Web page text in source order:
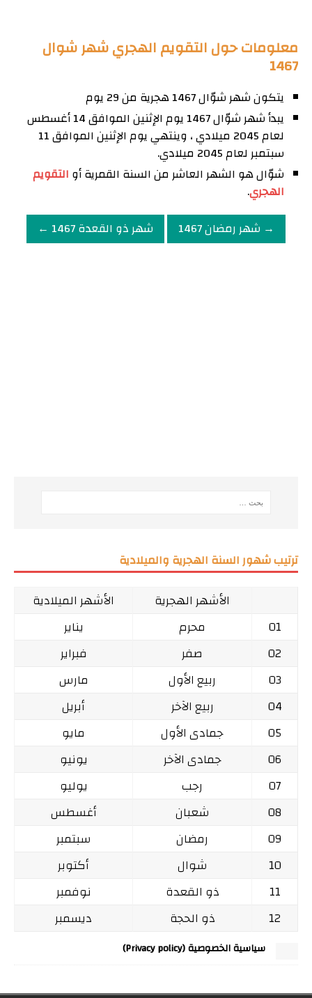
معلومات حول التقويم الهجري شهر شوال
1467
يتكون شهر شوّال 1467 هجرية من 29 يوم
يبدأ شهر شوّال 1467 يوم الإثنين الموافق 14 أغسطس
لعام 2045 ميلادي ، وينتهي يوم الإثنين الموافق 11
سبتمبر لعام 2045 ميلادي.
شوّال هو الشهر العاشر من السنة القمرية أو التقويم
الهجري.
→ شهر رمضان 1467
شهر ذو القعدة 1467 ←
ترتيب شهور السنة الهجرية والميلادية
الأشهر الهجرية
الأشهر الميلادية
01
محرم
يناير
02
صفر
فبراير
03
ربيع الأول
مارس
04
ربيع الآخر
أبريل
05
جمادى الأول
مايو
06
جمادى الآخر
يونيو
07
رجب
يوليو
08
شعبان
أغسطس
09
رمضان
سبتمبر
10
شوال
أكتوبر
11
ذو القعدة
نوفمبر
12
ذو الحجة ديسمبر
سياسية الخصوصية (Privacy policy)